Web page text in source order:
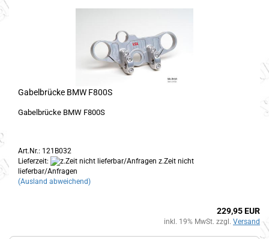
Gabelbrücke BMW F800S
Gabelbrücke BMW F800S
Art.Nr.: 121B032
Lieferzeit:
z.Zeit nicht
lieferbar/Anfragen
(Ausland abweichend)
229,95 EUR
inkl. 19% MwSt. zzgl. Versand